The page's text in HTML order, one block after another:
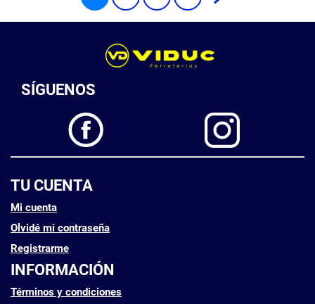
SÍGUENOS
TU CUENTA
Mi cuenta
Olvidé mi contraseña
Registrarme
INFORMACIÓN
Términos y condiciones